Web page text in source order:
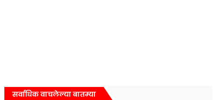
सर्वाधिक वाचलेल्या बातम्या